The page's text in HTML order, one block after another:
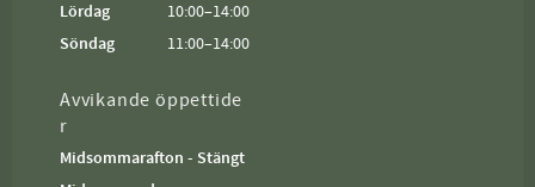
Lördag
10:00–14:00
Söndag
11:00–14:00
Avvikande öppettide
r
Midsommarafton - Stängt